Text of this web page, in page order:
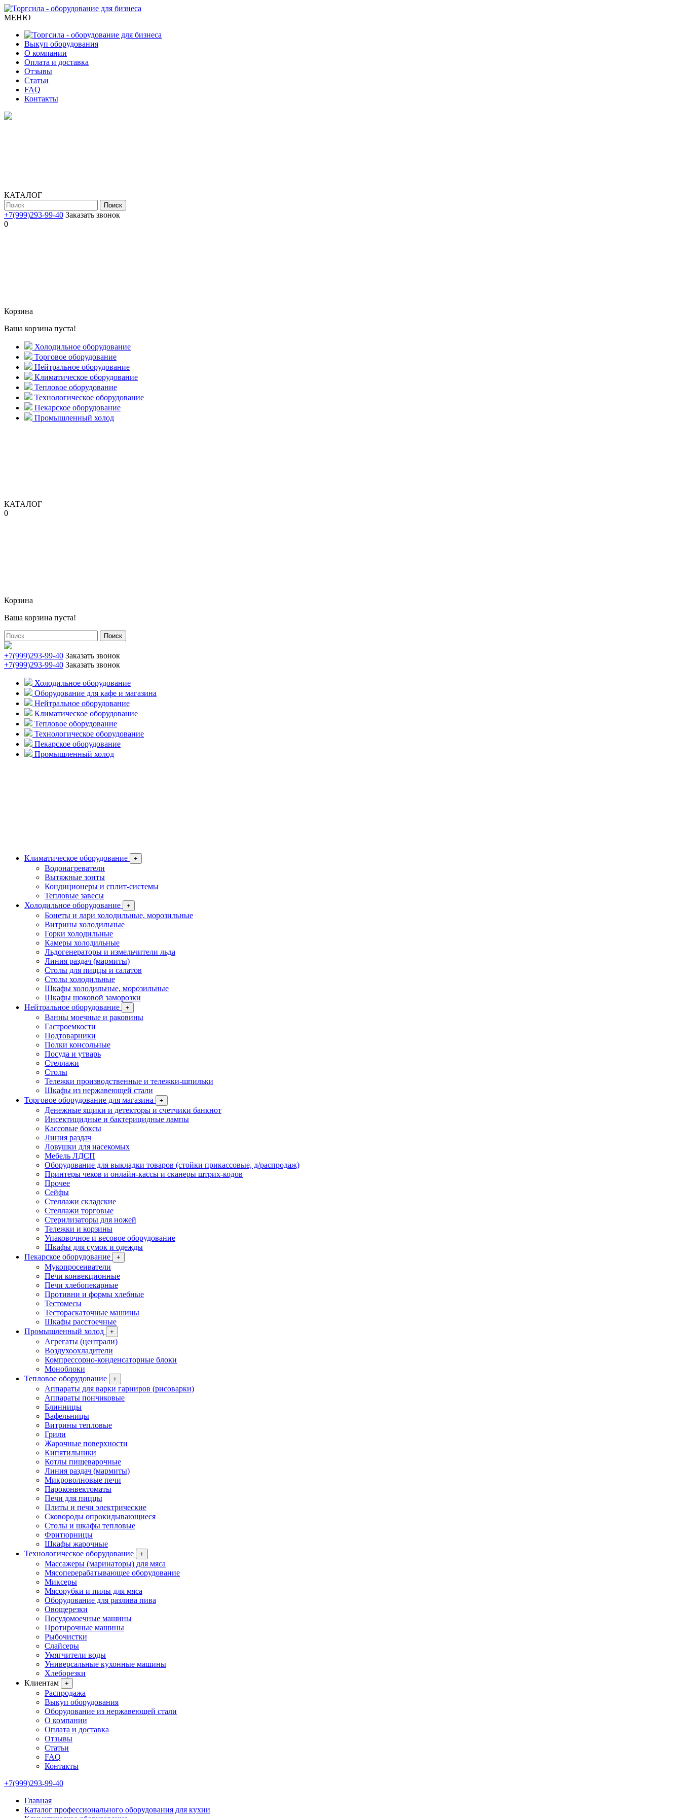
МЕНЮ
Выкуп оборудования
О компании
Оплата и доставка
Отзывы
Статьи
FAQ
Контакты
КАТАЛОГ
Поиск
+7(999)293-99-40 Заказать звонок
0
Корзина
Ваша корзина пуста!
Холодильное оборудование
Торговое оборудование
Нейтральное оборудование
Климатическое оборудование
Тепловое оборудование
Технологическое оборудование
Пекарское оборудование
Промышленный холод
КАТАЛОГ
0
Корзина
Ваша корзина пуста!
Поиск
+7(999)293-99-40 Заказать звонок
+7(999)293-99-40 Заказать звонок
Холодильное оборудование
Оборудование для кафе и магазина
Нейтральное оборудование
Климатическое оборудование
Тепловое оборудование
Технологическое оборудование
Пекарское оборудование
Промышленный холод
Климатическое оборудование +
Водонагреватели
Вытяжные зонты
Кондиционеры и сплит-системы
Тепловые завесы
Холодильное оборудование
+
Бонеты и лари холодильные, морозильные
Витрины холодильные
Горки холодильные
Камеры холодильные
Льдогенераторы и измельчители льда
Линия раздач (мармиты)
Столы для пиццы и салатов
Столы холодильные
Шкафы холодильные, морозильные
Шкафы шоковой заморозки
Нейтральное оборудование
+
Ванны моечные и раковины
Гастроемкости
Подтоварники
Полки консольные
Посуда и утварь
Стеллажи
Столы
Тележки производственные и тележки-шпильки
Шкафы из нержавеющей стали
Торговое оборудование для магазина
+
Денежные ящики и детекторы и счетчики банкнот
Инсектицидные и бактерицидные лампы
Кассовые боксы
Линия раздач
Ловушки для насекомых
Мебель ЛДСП
Оборудование для выкладки товаров (стойки прикассовые, д/распродаж)
Принтеры чеков и онлайн-кассы и сканеры штрих-кодов
Прочее
Сейфы
Стеллажи складские
Стеллажи торговые
Стерилизаторы для ножей
Тележки и корзины
Упаковочное и весовое оборудование
Шкафы для сумок и одежды
Пекарское оборудование
+
Мукопросеиватели
Печи конвекционные
Печи хлебопекарные
Противни и формы хлебные
Тестомесы
Тестораскаточные машины
Шкафы расстоечные
Промышленный холод
+
Агрегаты (централи)
Воздухоохладители
Компрессорно-конденсаторные блоки
Моноблоки
Тепловое оборудование
+
Аппараты для варки гарниров (рисоварки)
Аппараты пончиковые
Блинницы
Вафельницы
Витрины тепловые
Грили
Жарочные поверхности
Кипятильники
Котлы пищеварочные
Линия раздач (мармиты)
Микроволновые печи
Пароконвектоматы
Печи для пиццы
Плиты и печи электрические
Сковороды опрокидывающиеся
Столы и шкафы тепловые
Фритюрницы
Шкафы жарочные
Технологическое оборудование
+
Массажеры (маринаторы) для мяса
Мясоперерабатывающее оборудование
Миксеры
Мясорубки и пилы для мяса
Оборудование для разлива пива
Овощерезки
Посудомоечные машины
Протирочные машины
Рыбочистки
Слайсеры
Умягчители воды
Универсальные кухонные машины
Хлеборезки
Клиентам
+
Распродажа
Выкуп оборудования
Оборудование из нержавеющей стали
О компании
Оплата и доставка
Отзывы
Статьи
FAQ
Контакты
+7(999)293-99-40
Главная
Каталог профессионального оборудования для кухни